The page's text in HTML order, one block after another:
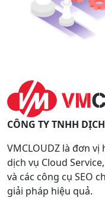
CÔNG TY TNHH
VMCLOUDZ là đơn
dịch vụ Cloud
và các công cụ SEO
giải pháp hiệu quả.